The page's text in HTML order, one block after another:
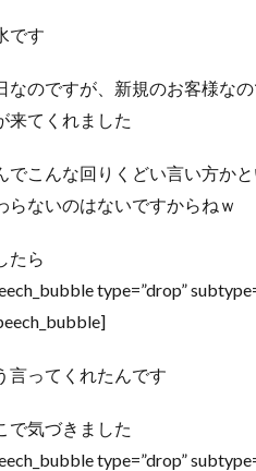
です
なのですが、新規のお客様な
来てくれました
でこんな回りくどい言い方か
らないのはないですからねｗ
たら
type=”drop”
言ってくれたんです
で気づきました
type=”drop”